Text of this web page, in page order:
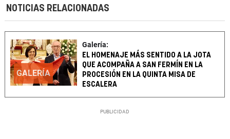
NOTICIAS RELACIONADAS
GALERÍA
Galería:
EL HOMENAJE MÁS SENTIDO A LA JOTA
QUE ACOMPAÑA A SAN FERMÍN EN LA
PROCESIÓN EN LA QUINTA MISA DE
ESCALERA